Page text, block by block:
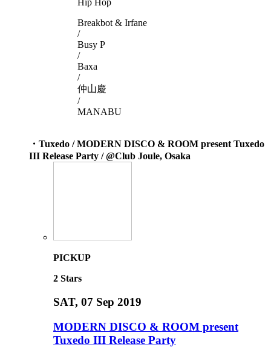
Hip Hop
Breakbot & Irfane
/
Busy P
/
Baxa
/
仲山慶
/
MANABU
・Tuxedo / MODERN DISCO & ROOM present Tuxedo
III Release Party / @Club Joule, Osaka
PICKUP
2 Stars
SAT, 07 Sep 2019
MODERN DISCO & ROOM present
Tuxedo III Release Party